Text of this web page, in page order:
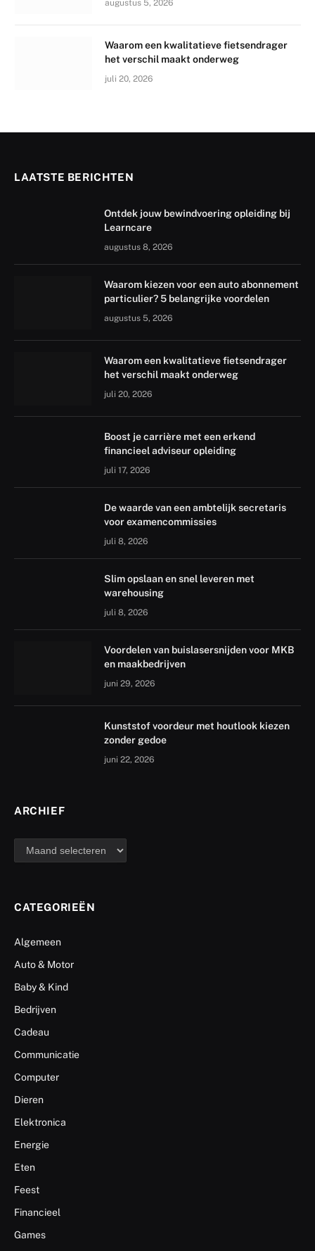
augustus 5, 2026
Waarom een kwalitatieve fietsendrager
het verschil maakt onderweg
juli 20, 2026
LAATSTE BERICHTEN
Ontdek jouw bewindvoering opleiding bij
Learncare
augustus 8, 2026
Waarom kiezen voor een auto abonnement
particulier? 5 belangrijke voordelen
augustus 5, 2026
Waarom een kwalitatieve fietsendrager
het verschil maakt onderweg
juli 20, 2026
Boost je carrière met een erkend
financieel adviseur opleiding
juli 17, 2026
De waarde van een ambtelijk secretaris
voor examencommissies
juli 8, 2026
Slim opslaan en snel leveren met
warehousing
juli 8, 2026
Voordelen van buislasersnijden voor MKB
en maakbedrijven
juni 29, 2026
Kunststof voordeur met houtlook kiezen
zonder gedoe
juni 22, 2026
ARCHIEF
archief
CATEGORIEËN
Algemeen
Auto & Motor
Baby & Kind
Bedrijven
Cadeau
Communicatie
Computer
Dieren
Elektronica
Energie
Eten
Feest
Financieel
Games